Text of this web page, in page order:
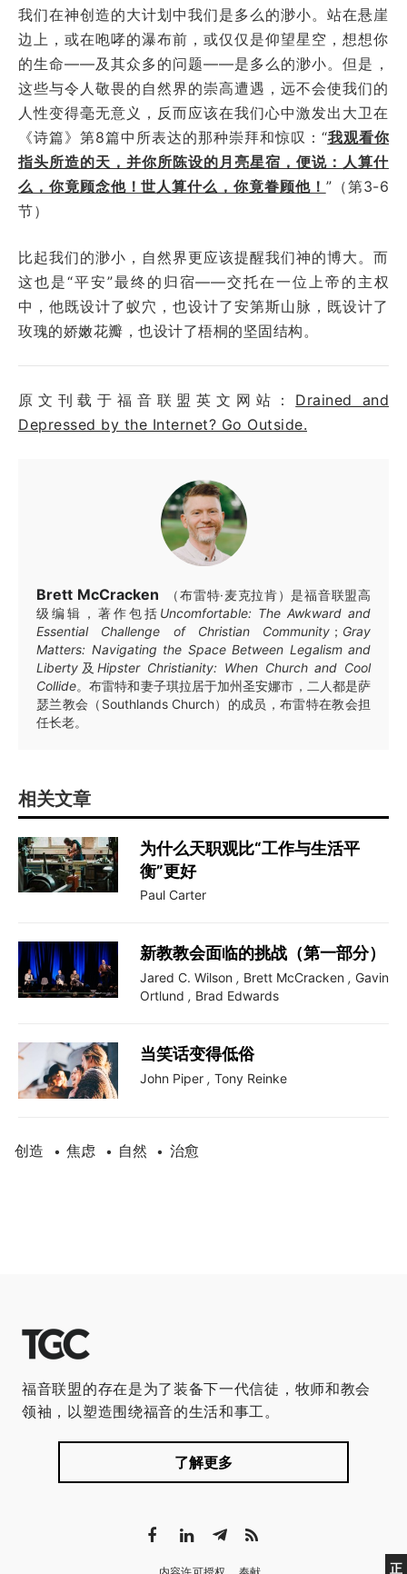
我们在神创造的大计划中我们是多么的渺小。站在悬崖
边上，或在咆哮的瀑布前，或仅仅是仰望星空，想想你
的生命——及其众多的问题——是多么的渺小。但是，
这些与令人敬畏的自然界的崇高遭遇，远不会使我们的
人性变得毫无意义，反而应该在我们心中激发出大卫在
《诗篇》第8篇中所表达的那种崇拜和惊叹：“我观看你
指头所造的天，并你所陈设的月亮星宿，便说：人算什
么，你竟顾念他！世人算什么，你竟眷顾他！ ”（第3-6
节）
比起我们的渺小，自然界更应该提醒我们神的博大。而
这也是“平安”最终的归宿——交托在一位上帝的主权
中，他既设计了蚁穴，也设计了安第斯山脉，既设计了
玫瑰的娇嫩花瓣，也设计了梧桐的坚固结构。
原文刊载于福音联盟英文网站： Drained and
Depressed by the Internet? Go Outside.
Brett McCracken
（布雷特·麦克拉肯）是福音联盟高
级编辑，著作包括 Uncomfortable: The Awkward and
Essential Challenge of Christian Community ； Gray
Matters: Navigating the Space Between Legalism and
Liberty 及Hipster Christianity: When Church and Cool
Collide。布雷特和妻子琪拉居于加州圣安娜市，二人都是萨
瑟兰教会（Southlands Church）的成员，布雷特在教会担
任长老。
相关文章
为什么天职观比“工作与生活平
衡”更好
Paul Carter
新教教会面临的挑战（第一部分）
Jared C. Wilson , Brett McCracken , Gavin
Ortlund , Brad Edwards
当笑话变得低俗
John Piper , Tony Reinke
创造 • 焦虑 • 自然 • 治愈
正
福音联盟的存在是为了装备下一代信徒，牧师和教会
领袖，以塑造围绕福音的生活和事工。
了解更多